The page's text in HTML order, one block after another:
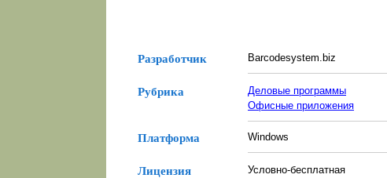
Разработчик Barcodesystem.biz
Рубрика
Деловые программы
Офисные приложения
Платформа Windows
Лицензия Условно-бесплатная